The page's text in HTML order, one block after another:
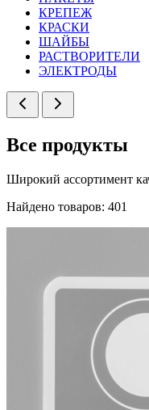
КРЕПЕЖ
КРАСКИ
ШАЙБЫ
РАСТВОРИТЕЛИ
ЭЛЕКТРОДЫ
Все продукты
Широкий ассортимент
Найдено товаров: 401